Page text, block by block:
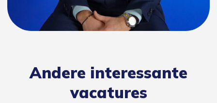
Andere interessante
vacatures